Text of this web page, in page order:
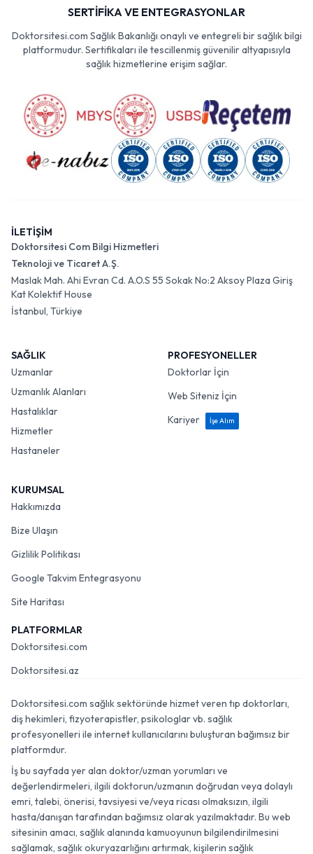
SERTİFİKA VE ENTEGRASYONLAR
Doktorsitesi.com Sağlık Bakanlığı onaylı ve entegreli bir sağlık bilgi
platformudur. Sertifikaları ile tescillenmiş güvenilir altyapısıyla
sağlık hizmetlerine erişim sağlar.
İLETİŞİM
Doktorsitesi Com Bilgi Hizmetleri
Teknoloji ve Ticaret A.Ş.
Maslak Mah. Ahi Evran Cd. A.O.S 55 Sokak No:2 Aksoy Plaza Giriş
Kat Kolektif House
İstanbul, Türkiye
SAĞLIK
Uzmanlar
Uzmanlık Alanları
Hastalıklar
Hizmetler
Hastaneler
PROFESYONELLER
Doktorlar İçin
Web Siteniz İçin
Kariyer
İşe Alım
KURUMSAL
Hakkımızda
Bize Ulaşın
Gizlilik Politikası
Google Takvim Entegrasyonu
Site Haritası
PLATFORMLAR
Doktorsitesi.com
Doktorsitesi.az
Doktorsitesi.com sağlık sektöründe hizmet veren tıp doktorları,
diş hekimleri, fizyoterapistler, psikologlar vb. sağlık
profesyonelleri ile internet kullanıcılarını buluşturan bağımsız bir
platformdur.
İş bu sayfada yer alan doktor/uzman yorumları ve
değerlendirmeleri, ilgili doktorun/uzmanın doğrudan veya dolaylı
emri, talebi, önerisi, tavsiyesi ve/veya ricası olmaksızın, ilgili
hasta/danışan tarafından bağımsız olarak yazılmaktadır. Bu web
sitesinin amacı, sağlık alanında kamuoyunun bilgilendirilmesini
sağlamak, sağlık okuryazarlığını artırmak, kişilerin sağlık